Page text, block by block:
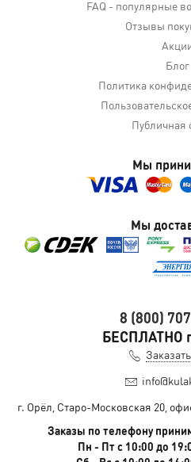
FAQ - популярные
Отзывы
Блог
Политика
Публичная
Мы
Мы
8 (800)
БЕСПЛАТНО
г. Орёл, Старо-Московская 20,
Заказы по телефону
Пн - Пт с 10:00 до